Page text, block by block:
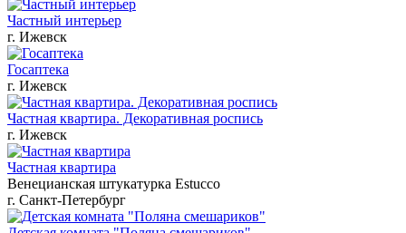
Частный интерьер
г. Ижевск
Госаптека
г. Ижевск
Частная квартира. Декоративная роспись
г. Ижевск
Частная квартира
Венецианская штукатурка Estucco
г. Санкт-Петербург